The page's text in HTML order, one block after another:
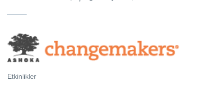
Etkinlikler